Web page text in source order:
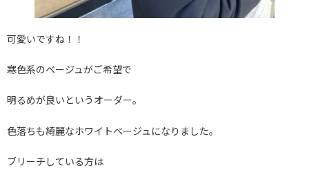
可愛いですね！！
寒色系のベージュがご希望で
明るめが良いというオーダー。
色落ちも綺麗なホワイトベージュになりました。
ブリーチしている方は